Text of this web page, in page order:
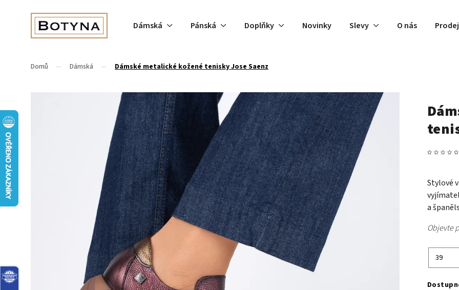
Dámská Pánská Doplňky Novinky Slevy O nás
Domů / Dámská / Dámské metalické kožené tenisky Jose Saenz
Stylové
a
Objevte